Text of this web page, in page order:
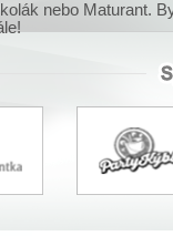
nebo Maturant.